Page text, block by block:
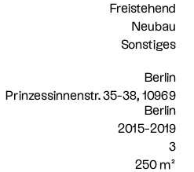
Freistehend
Neubau
Sonstiges
Berlin
Prinzessinnenstr. 35-38, 10969
Berlin
2015-2019
3
250 m²